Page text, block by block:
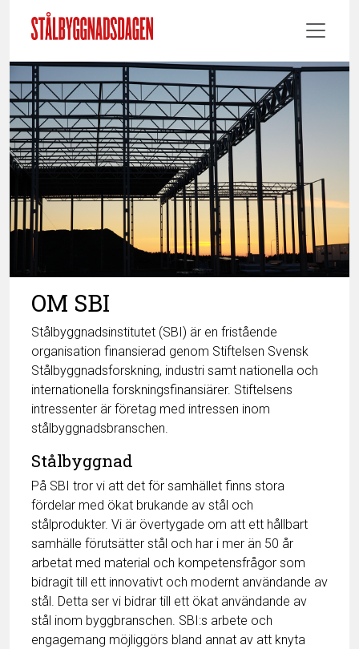
OM SBI
Stålbyggnadsinstitutet (SBI) är en fristående
organisation finansierad genom Stiftelsen Svensk
Stålbyggnadsforskning, industri samt nationella och
internationella forskningsfinansiärer. Stiftelsens
intressenter är företag med intressen inom
stålbyggnadsbranschen.
Stålbyggnad
På SBI tror vi att det för samhället finns stora
fördelar med ökat brukande av stål och
stålprodukter. Vi är övertygade om att ett hållbart
samhälle förutsätter stål och har i mer än 50 år
arbetat med material och kompetensfrågor som
bidragit till ett innovativt och modernt användande av
stål. Detta ser vi bidrar till ett ökat användande av
stål inom byggbranschen. SBI:s arbete och
engagemang möjliggörs bland annat av att knyta